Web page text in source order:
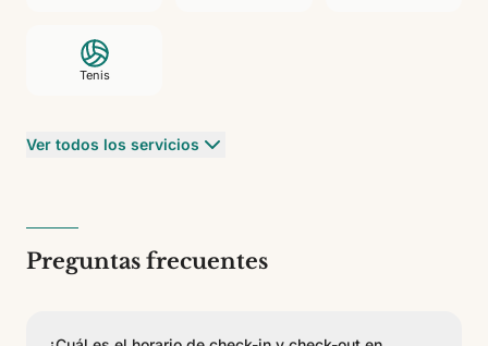
Tenis
Ver todos los servicios
Preguntas frecuentes